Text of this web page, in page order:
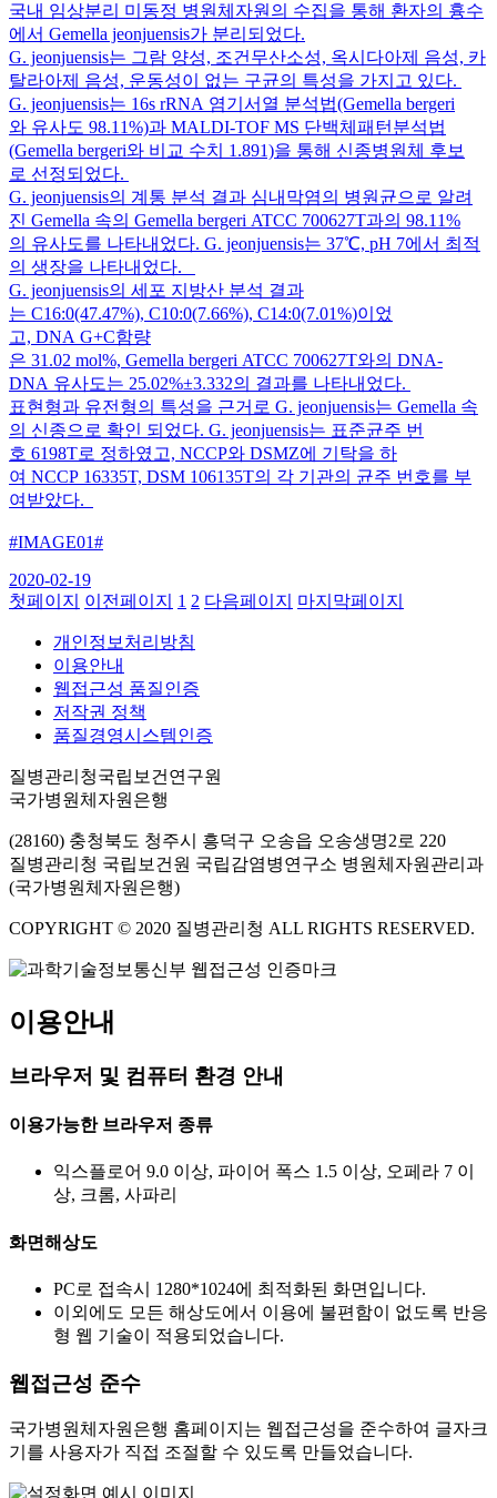
국내 임상분리 미동정 병원체자원의 수집을 통해 환자의 흉수
에서 Gemella jeonjuensis가 분리되었다.
G. jeonjuensis는 그람 양성, 조건무산소성, 옥시다아제 음성, 카
탈라아제 음성, 운동성이 없는 구균의 특성을 가지고 있다.
G. jeonjuensis는 16s rRNA 염기서열 분석법(Gemella bergeri
와 유사도 98.11%)과 MALDI-TOF MS 단백체패턴분석법
(Gemella bergeri와 비교 수치 1.891)을 통해 신종병원체 후보
로 선정되었다.
G. jeonjuensis의 계통 분석 결과 심내막염의 병원균으로 알려
진 Gemella 속의 Gemella bergeri ATCC 700627T과의 98.11%
의 유사도를 나타내었다. G. jeonjuensis는 37℃, pH 7에서 최적
의 생장을 나타내었다.
G. jeonjuensis의 세포 지방산 분석 결과
는 C16:0(47.47%), C10:0(7.66%), C14:0(7.01%)이었
고, DNA G+C함량
은 31.02 mol%, Gemella bergeri ATCC 700627T와의 DNA-
DNA 유사도는 25.02%±3.332의 결과를 나타내었다.
표현형과 유전형의 특성을 근거로 G. jeonjuensis는 Gemella 속
의 신종으로 확인 되었다. G. jeonjuensis는 표준균주 번
호 6198T로 정하였고, NCCP와 DSMZ에 기탁을 하
여 NCCP 16335T, DSM 106135T의 각 기관의 균주 번호를 부
여받았다.
#IMAGE01#
2020-02-19
첫페이지
이전페이지 1 2 다음페이지 마지막페이지
개인정보처리방침
이용안내
웹접근성 품질인증
저작권 정책
품질경영시스템인증
질병관리청국립보건연구원
국가병원체자원은행
(28160) 충청북도 청주시 흥덕구 오송읍 오송생명2로 220
질병관리청 국립보건원 국립감염병연구소 병원체자원관리과
(국가병원체자원은행)
COPYRIGHT © 2020 질병관리청 ALL RIGHTS RESERVED.
이용안내
브라우저 및 컴퓨터 환경 안내
이용가능한 브라우저 종류
익스플로어 9.0 이상, 파이어 폭스 1.5 이상, 오페라 7 이
상, 크롬, 사파리
화면해상도
PC로 접속시 1280*1024에 최적화된 화면입니다.
이외에도 모든 해상도에서 이용에 불편함이 없도록 반응
형 웹 기술이 적용되었습니다.
웹접근성 준수
국가병원체자원은행 홈페이지는 웹접근성을 준수하여 글자크
기를 사용자가 직접 조절할 수 있도록 만들었습니다.